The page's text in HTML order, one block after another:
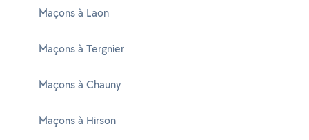
Maçons à Laon
Maçons à Tergnier
Maçons à Chauny
Maçons à Hirson